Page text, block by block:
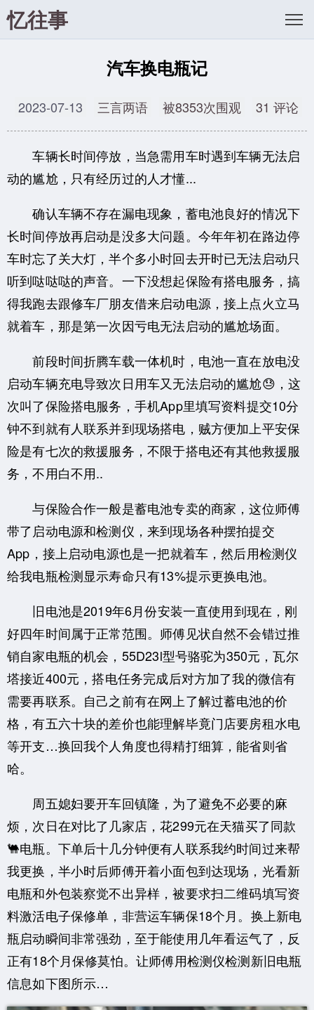
忆往事
汽车换电瓶记
2023-07-13 三言两语 被8353次围观 31 评论
车辆长时间停放，当急需用车时遇到车辆无法启
动的尴尬，只有经历过的人才懂...
确认车辆不存在漏电现象，蓄电池良好的情况下
长时间停放再启动是没多大问题。今年年初在路边停
车时忘了关大灯，半个多小时回去开时已无法启动只
听到哒哒哒的声音。一下没想起保险有搭电服务，搞
得我跑去跟修车厂朋友借来启动电源，接上点火立马
就着车，那是第一次因亏电无法启动的尴尬场面。
前段时间折腾车载一体机时，电池一直在放电没
启动车辆充电导致次日用车又无法启动的尴尬😓，这
次叫了保险搭电服务，手机App里填写资料提交10分
钟不到就有人联系并到现场搭电，贼方便加上平安保
险是有七次的救援服务，不限于搭电还有其他救援服
务，不用白不用..
与保险合作一般是蓄电池专卖的商家，这位师傅
带了启动电源和检测仪，来到现场各种摆拍提交
App，接上启动电源也是一把就着车，然后用检测仪
给我电瓶检测显示寿命只有13%提示更换电池。
旧电池是2019年6月份安装一直使用到现在，刚
好四年时间属于正常范围。师傅见状自然不会错过推
销自家电瓶的机会，55D23l型号骆驼为350元，瓦尔
塔接近400元，搭电任务完成后对方加了我的微信有
需要再联系。自己之前有在网上了解过蓄电池的价
格，有五六十块的差价也能理解毕竟门店要房租水电
等开支…换回我个人角度也得精打细算，能省则省
哈。
周五媳妇要开车回镇隆，为了避免不必要的麻
烦，次日在对比了几家店，花299元在天猫买了同款
🐫电瓶。下单后十几分钟便有人联系我约时间过来帮
我更换，半小时后师傅开着小面包到达现场，光看新
电瓶和外包装察觉不出异样，被要求扫二维码填写资
料激活电子保修单，非营运车辆保18个月。换上新电
瓶启动瞬间非常强劲，至于能使用几年看运气了，反
正有18个月保修莫怕。让师傅用检测仪检测新旧电瓶
信息如下图所示…